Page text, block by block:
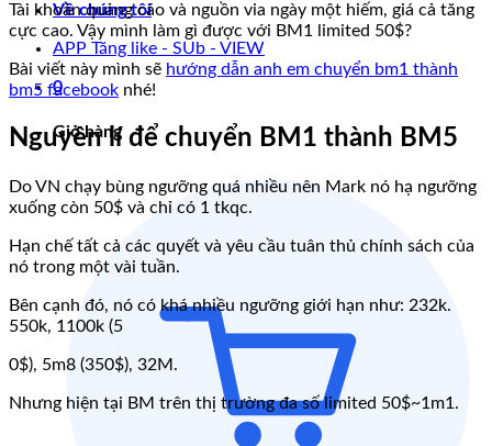
Về chúng tôi
APP Tăng like - SUb - VIEW
0
Giỏ hàng
Tài khoản quảng cáo và nguồn via ngày một hiếm, giá cả tăng
cực cao. Vậy mình làm gì được với BM1 limited 50$?
Bài viết này mình sẽ hướng dẫn anh em chuyển bm1 thành
bm5 facebook nhé!
Nguyên lí để chuyển BM1 thành BM5
Do VN chạy bùng ngưỡng quá nhiều nên Mark nó hạ ngưỡng
xuống còn 50$ và chỉ có 1 tkqc.
Hạn chế tất cả các quyết và yêu cầu tuân thủ chính sách của
nó trong một vài tuần.
Bên cạnh đó, nó có khá nhiều ngưỡng giới hạn như: 232k.
550k, 1100k (5
0$), 5m8 (350$), 32M.
Nhưng hiện tại BM trên thị trường đa số limited 50$~1m1.